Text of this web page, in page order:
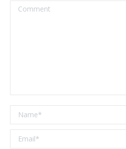
Comment
Name *
Email *